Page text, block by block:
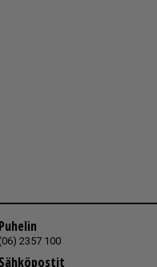
Puhelin
(06) 2357 100
Sähköpostit